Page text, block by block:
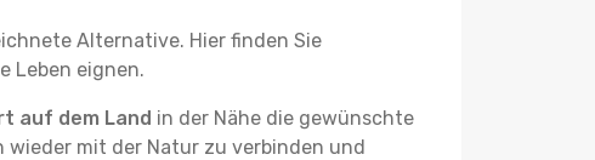
Alternative. Hier finden Sie
Leben eignen.
auf dem Land in der Nähe die gewünschte
wieder mit der Natur zu verbinden und